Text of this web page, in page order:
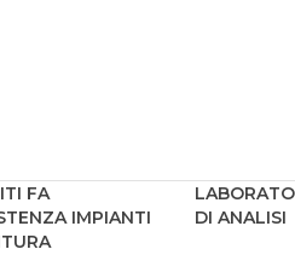
FA
IMPIANTI
DI ANALISI